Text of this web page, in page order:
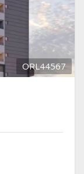
ORL44567